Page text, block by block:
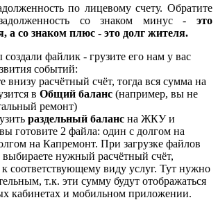
по лицевому счету. Обратите
со знаком минус - это
а со знаком плюс - это долг жителя.
файлик - грузите его нам у вас
событий:
внизу расчётный счёт, тогда вся сумма на
в Общий баланс (например, вы не
ремонт)
раздельный баланс на ЖКУ и
готовите 2 файла: один с долгом на
на Капремонт. При загрузке файлов
выбираете нужный расчётный счёт,
соответствующему виду услуг. Тут нужно
т.к. эти сумму будут отображаться
кабинетах и мобильном приложении.